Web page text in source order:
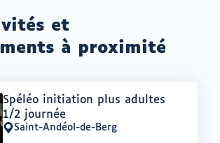
et
à proximité
Offre
:
Spéléo initiation plus adultes
1/2 journée
LieuSaint-Andéol-de-Berg